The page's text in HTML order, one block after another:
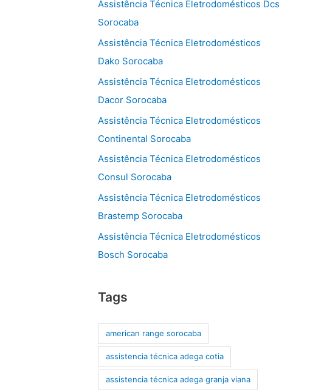
Assistência Técnica Eletrodomésticos Dcs
Sorocaba
Assistência Técnica Eletrodomésticos
Dako Sorocaba
Assistência Técnica Eletrodomésticos
Dacor Sorocaba
Assistência Técnica Eletrodomésticos
Continental Sorocaba
Assistência Técnica Eletrodomésticos
Consul Sorocaba
Assistência Técnica Eletrodomésticos
Brastemp Sorocaba
Assistência Técnica Eletrodomésticos
Bosch Sorocaba
Tags
american range sorocaba
assistencia técnica adega cotia
assistencia técnica adega granja viana